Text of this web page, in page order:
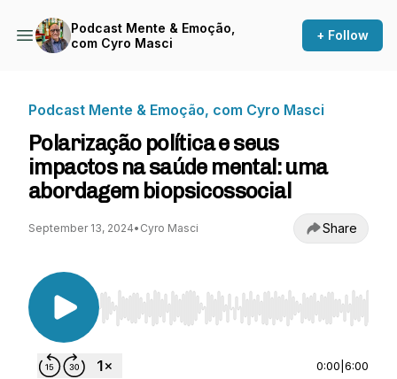
Podcast Mente & Emoção,
com Cyro Masci
+ Follow
Podcast Mente & Emoção, com Cyro Masci
Polarização política e seus
impactos na saúde mental: uma
abordagem biopsicossocial
September 13, 2024• Cyro Masci Share
Use Left/Right to seek, Home/End to jump to
0:00 6:00